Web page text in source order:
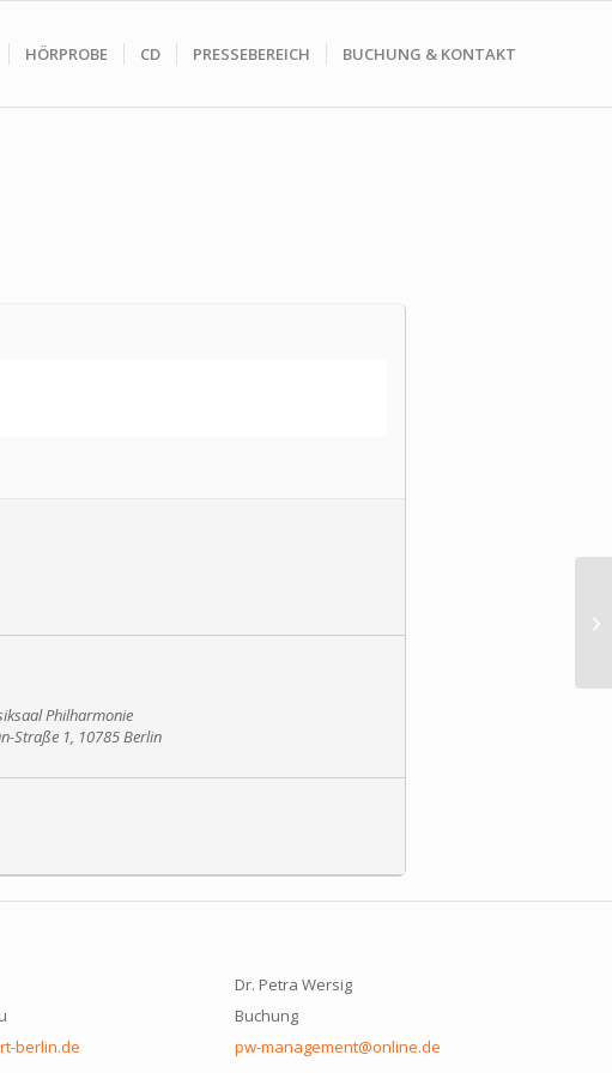
HÖRPROBE CD PRESSEBEREICH BUCHUNG & KONTAKT
Philharmonie
Straße 1, 10785 Berlin
berlin.de
Dr. Petra Wersig
Buchung
pw-management@online.de